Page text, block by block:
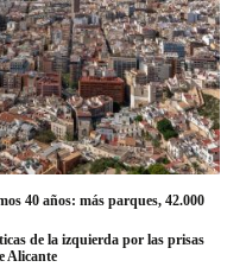
40 años: más parques, 42.000
de la izquierda por las prisas
Alicante